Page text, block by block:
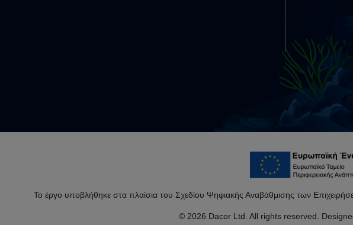
Το έργο υποβλήθηκε στα πλαίσια του Σχεδίου Ψηφιακής Αναβάθμισης των
© 2026 Dacor Ltd. All rights reserved.